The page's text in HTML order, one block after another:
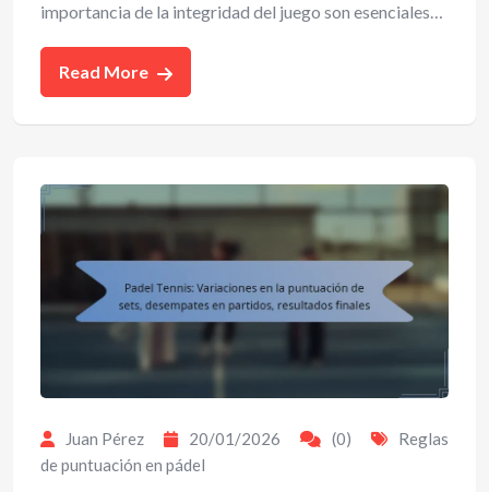
importancia de la integridad del juego son esenciales…
Read More
Juan Pérez 20/01/2026 (0)
Reglas
de puntuación en pádel